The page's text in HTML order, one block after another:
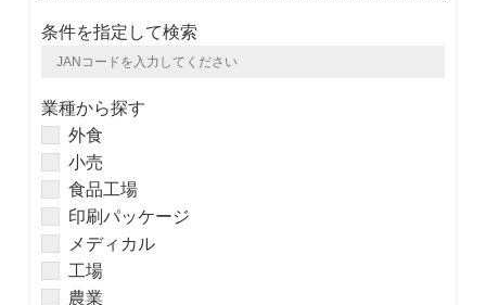
条件を指定して検索
業種から探す
外食
小売
食品工場
印刷パッケージ
メディカル
工場
農業